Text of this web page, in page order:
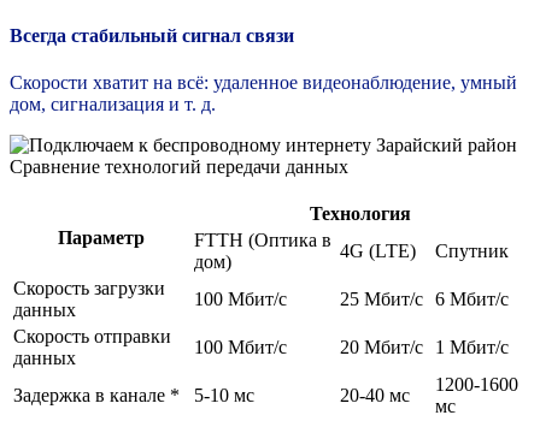
Всегда стабильный сигнал связи
Скорости хватит на всё: удаленное видеонаблюдение, умный
дом, сигнализация и т. д.
Сравнение технологий передачи данных
Параметр
Технология
FTTH (Оптика в
дом)
4G (LTE)
Спутник
Скорость загрузки
данных
100 Мбит/c 25 Мбит/c 6 Мбит/c
Скорость отправки
данных
100 Мбит/c 20 Мбит/c 1 Мбит/c
Задержка в канале * 5-10 мс 20-40 мс
1200-1600
мс